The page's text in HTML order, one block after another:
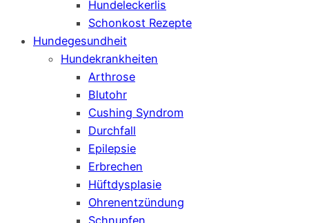
Hundeleckerlis
Schonkost Rezepte
Hundegesundheit
Hundekrankheiten
Arthrose
Blutohr
Cushing Syndrom
Durchfall
Epilepsie
Erbrechen
Hüftdysplasie
Ohrenentzündung